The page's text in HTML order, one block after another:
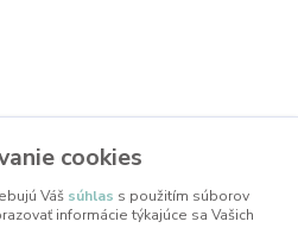
cookies
Váš súhlas s použitím súborov
informácie týkajúce sa Vašich